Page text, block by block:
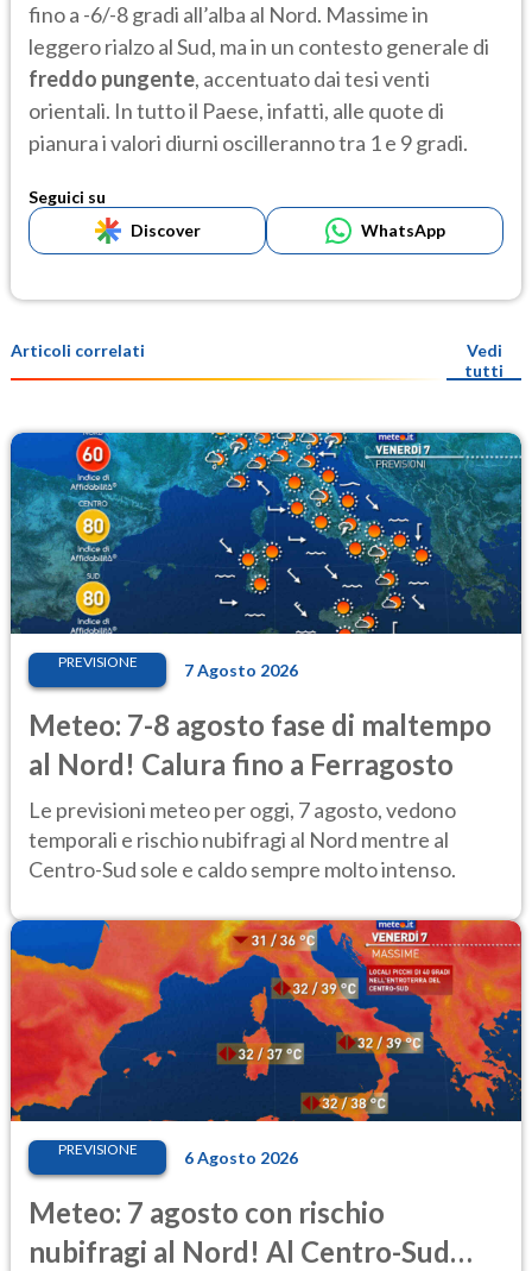
fino a -6/-8 gradi all’alba al Nord. Massime in
leggero rialzo al Sud, ma in un contesto generale di
freddo pungente, accentuato dai tesi venti
orientali. In tutto il Paese, infatti, alle quote di
pianura i valori diurni oscilleranno tra 1 e 9 gradi.
Seguici su
Discover
WhatsApp
Articoli correlati
Vedi
tutti
PREVISIONE 7 Agosto 2026
Meteo: 7-8 agosto fase di maltempo
al Nord! Calura fino a Ferragosto
Le previsioni meteo per oggi, 7 agosto, vedono
temporali e rischio nubifragi al Nord mentre al
Centro-Sud sole e caldo sempre molto intenso.
PREVISIONE 6 Agosto 2026
Meteo: 7 agosto con rischio
nubifragi al Nord! Al Centro-Sud